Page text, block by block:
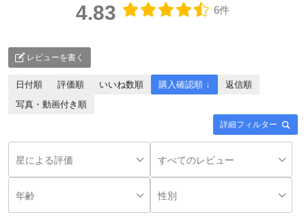
4.83 6件
レビューを書く
詳細フィルター
日付順 評価順 いいね数順 購入確認順 ↓
返信順
写真・動画付き順